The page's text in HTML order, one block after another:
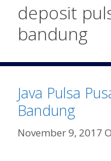
deposit
bandung
Java Pulsa
Bandung
November 9, 2017